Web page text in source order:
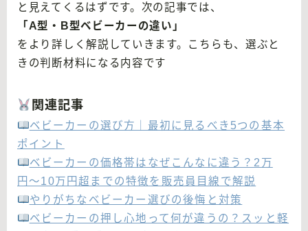
と見えてくるはずです。次の記事では、
「A型・B型ベビーカーの違い」
をより詳しく解説していきます。こちらも、選ぶと
きの判断材料になる内容です
関連記事
ベビーカーの選び方｜最初に見るべき5つの基本
ポイント
ベビーカーの価格帯はなぜこんなに違う？2万
円〜10万円超までの特徴を販売員目線で解説
やりがちなベビーカー選びの後悔と対策
ベビーカーの押し心地って何が違うの？スッと軽